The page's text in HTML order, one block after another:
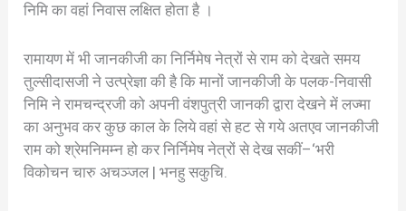
निमि का वहां निवास लक्षित होता है ।
रामायण में भी जानकीजी का निर्निमेष नेत्रों से राम को देखते समय
तुल्सीदासजी ने उत्प्रेज्ञा की है कि मानों जानकीजी के पलक-निवासी
निमि ने रामचन्द्रजी को अपनी वंशपुत्री जानकी द्वारा देखने में लज्मा
का अनुभव कर कुछ काल के लिये वहां से हट से गये अतएव जानकीजी
राम को श्रेमनिमम्न हो कर निर्निमेष नेत्रों से देख सकीं–‘भरी
विकोचन चारु अचञ्जल | भनहु सकुचि.